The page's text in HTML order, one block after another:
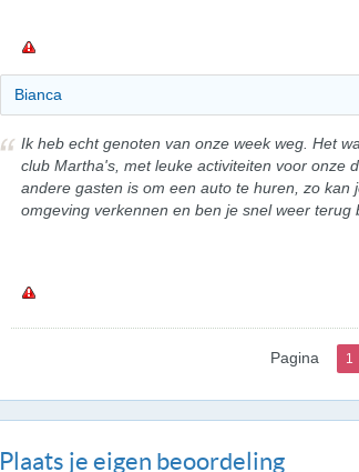
Bianca
Ik heb echt genoten van onze week weg. Het
club Martha's, met leuke activiteiten voor onze
andere gasten is om een auto te huren, zo kan
omgeving verkennen en ben je snel weer terug
Pagina 1
Plaats je eigen beoordeling